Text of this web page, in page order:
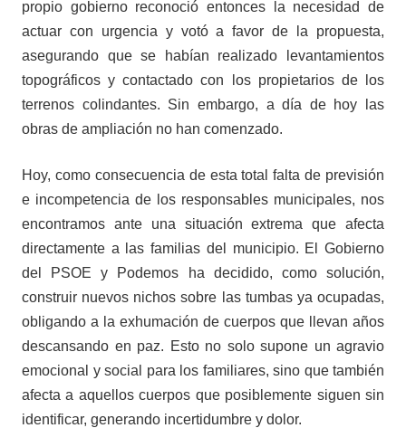
propio gobierno reconoció entonces la necesidad de
actuar con urgencia y votó a favor de la propuesta,
asegurando que se habían realizado levantamientos
topográficos y contactado con los propietarios de los
terrenos colindantes. Sin embargo, a día de hoy las
obras de ampliación no han comenzado.
Hoy, como consecuencia de esta total falta de previsión
e incompetencia de los responsables municipales, nos
encontramos ante una situación extrema que afecta
directamente a las familias del municipio. El Gobierno
del PSOE y Podemos ha decidido, como solución,
construir nuevos nichos sobre las tumbas ya ocupadas,
obligando a la exhumación de cuerpos que llevan años
descansando en paz. Esto no solo supone un agravio
emocional y social para los familiares, sino que también
afecta a aquellos cuerpos que posiblemente siguen sin
identificar, generando incertidumbre y dolor.